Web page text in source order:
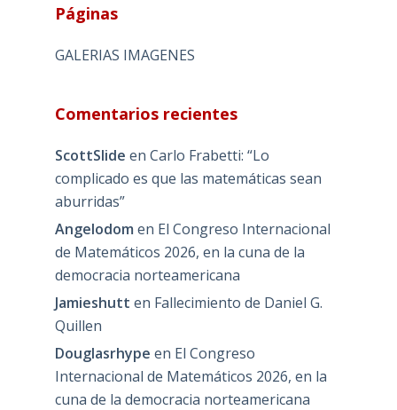
Páginas
GALERIAS IMAGENES
Comentarios recientes
ScottSlide en Carlo Frabetti: “Lo
complicado es que las matemáticas sean
aburridas”
Angelodom en El Congreso Internacional
de Matemáticos 2026, en la cuna de la
democracia norteamericana
Jamieshutt en Fallecimiento de Daniel G.
Quillen
Douglasrhype en El Congreso
Internacional de Matemáticos 2026, en la
cuna de la democracia norteamericana